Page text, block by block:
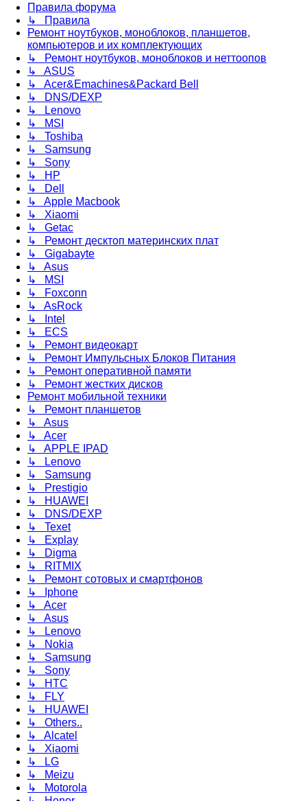
Правила форума
↳ Правила
Ремонт ноутбуков, моноблоков, планшетов,
компьютеров и их комплектующих
↳ Ремонт ноутбуков, моноблоков и неттоопов
↳ ASUS
↳ Acer&Emachines&Packard Bell
↳ DNS/DEXP
↳ Lenovo
↳ MSI
↳ Toshiba
↳ Samsung
↳ Sony
↳ HP
↳ Dell
↳ Apple Macbook
↳ Xiaomi
↳ Getac
↳ Ремонт десктоп материнских плат
↳ Gigabayte
↳ Asus
↳ MSI
↳ Foxconn
↳ AsRock
↳ Intel
↳ ECS
↳ Ремонт видеокарт
↳ Ремонт Импульсных Блоков Питания
↳ Ремонт оперативной памяти
↳ Ремонт жестких дисков
Ремонт мобильной техники
↳ Ремонт планшетов
↳ Asus
↳ Acer
↳ APPLE IPAD
↳ Lenovo
↳ Samsung
↳ Prestigio
↳ HUAWEI
↳ DNS/DEXP
↳ Texet
↳ Explay
↳ Digma
↳ RITMIX
↳ Ремонт сотовых и смартфонов
↳ Iphone
↳ Acer
↳ Asus
↳ Lenovo
↳ Nokia
↳ Samsung
↳ Sony
↳ HTC
↳ FLY
↳ HUAWEI
↳ Others..
↳ Alcatel
↳ Xiaomi
↳ LG
↳ Meizu
↳ Motorola